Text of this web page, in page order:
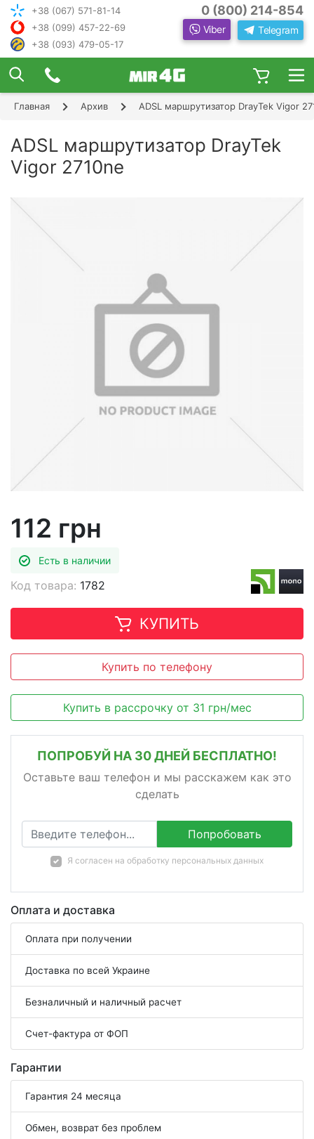
+38 (067) 571-81-14
+38 (099) 457-22-69
+38 (093) 479-05-17
0 (800) 214-854
Viber Telegram
Главная Архив ADSL маршрутизатор DrayTek Vigor
ADSL маршрутизатор DrayTek
Vigor 2710ne
112 грн
Есть в наличии
Код товара: 1782
КУПИТЬ
Купить по телефону
Купить в рассрочку от 31 грн/мес
ПОПРОБУЙ НА 30 ДНЕЙ БЕСПЛАТНО!
Оставьте ваш телефон и мы расскажем как это
сделать
Попробовать
Я согласен на обработку персональных данных
Оплата и доставка
Оплата при получении
Доставка по всей Украине
Безналичный и наличный расчет
Счет-фактура от ФОП
Гарантии
Гарантия 24 месяца
Обмен, возврат без проблем
ПОДОБРАТЬ ИНТЕРНЕТ С ИН
ЖЕНЕРОМ-
КОНСУЛЬТАНТОМ
Чтобы выбрать лучшего оператора и
оборудование, ответьте, пожалуйста, на
следую
щие вопросы:
В каком населенном пункте Вы хотите
×
Шаг 1